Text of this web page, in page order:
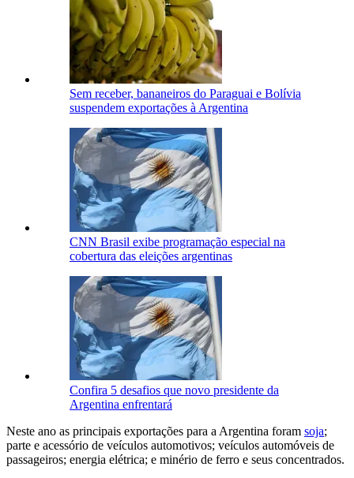
Sem receber, bananeiros do Paraguai e Bolívia
suspendem exportações à Argentina
CNN Brasil exibe programação especial na
cobertura das eleições argentinas
Confira 5 desafios que novo presidente da
Argentina enfrentará
Neste ano as principais exportações para a Argentina foram soja;
parte e acessório de veículos automotivos; veículos automóveis de
passageiros; energia elétrica; e minério de ferro e seus concentrados.